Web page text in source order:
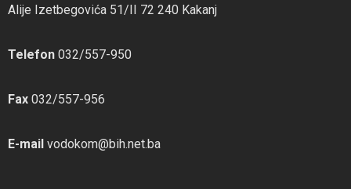
Alije Izetbegovića 51/II 72 240 Kakanj
Telefon 032/557-950
Fax 032/557-956
E-mail vodokom@bih.net.ba